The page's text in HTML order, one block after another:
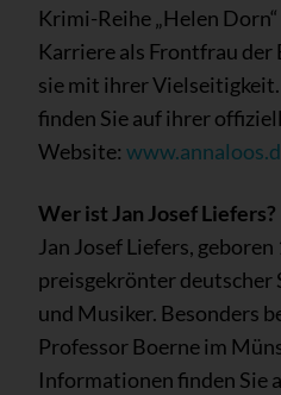
Krimi-Reihe „Helen
Karriere als Frontfrau der
sie mit ihrer
finden Sie auf ihrer
Website:
Wer ist Jan Josef Liefers?
Jan Josef Liefers,
preisgekrönter deutscher
und Musiker. Besonders
Professor Boerne im
Informationen finden Sie